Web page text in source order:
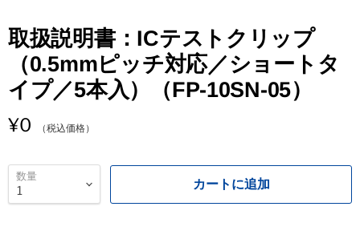
取扱説明書：ICテストクリップ
（0.5mmピッチ対応／ショートタ
イプ／5本入）（FP-10SN-05）
¥0 （税込価格）
数量
カートに追加